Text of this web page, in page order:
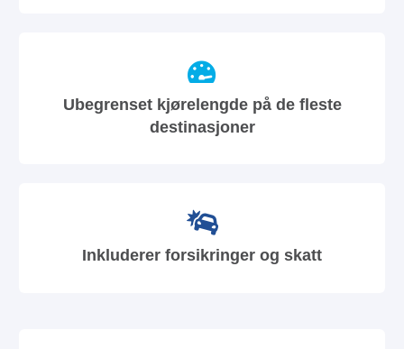
Ubegrenset kjørelengde på de fleste
destinasjoner
Inkluderer forsikringer og skatt